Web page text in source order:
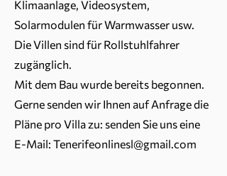
Klimaanlage, Videosystem,
Solarmodulen für Warmwasser usw.
Die Villen sind für Rollstuhlfahrer
zugänglich.
Mit dem Bau wurde bereits begonnen.
Gerne senden wir Ihnen auf Anfrage die
Pläne pro Villa zu: senden Sie uns eine
E-Mail: Tenerifeonlinesl@gmail.com